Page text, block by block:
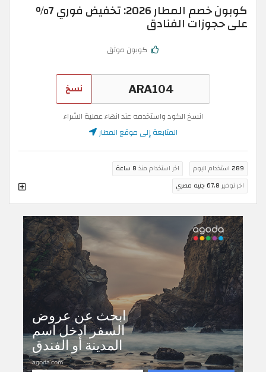
كوبون خصم المطار 2026: تخفيض فوري 7%
على حجوزات الفنادق
كوبون موثق
نسخ
انسخ الكود واستخدمه عند انهاء عملية الشراء
المتابعة إلى موقع المطار
289 استخدام اليوم اخر استخدام منذ 8 ساعة
اخر توفير 67.8 جنيه مصري